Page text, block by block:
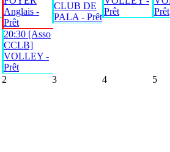
Anglais -
Prêt
20:30 [Asso
CCLB]
VOLLEY -
Prêt
CLUB DE
PALA - Prêt
Prêt
Prêt
2 3 4 5